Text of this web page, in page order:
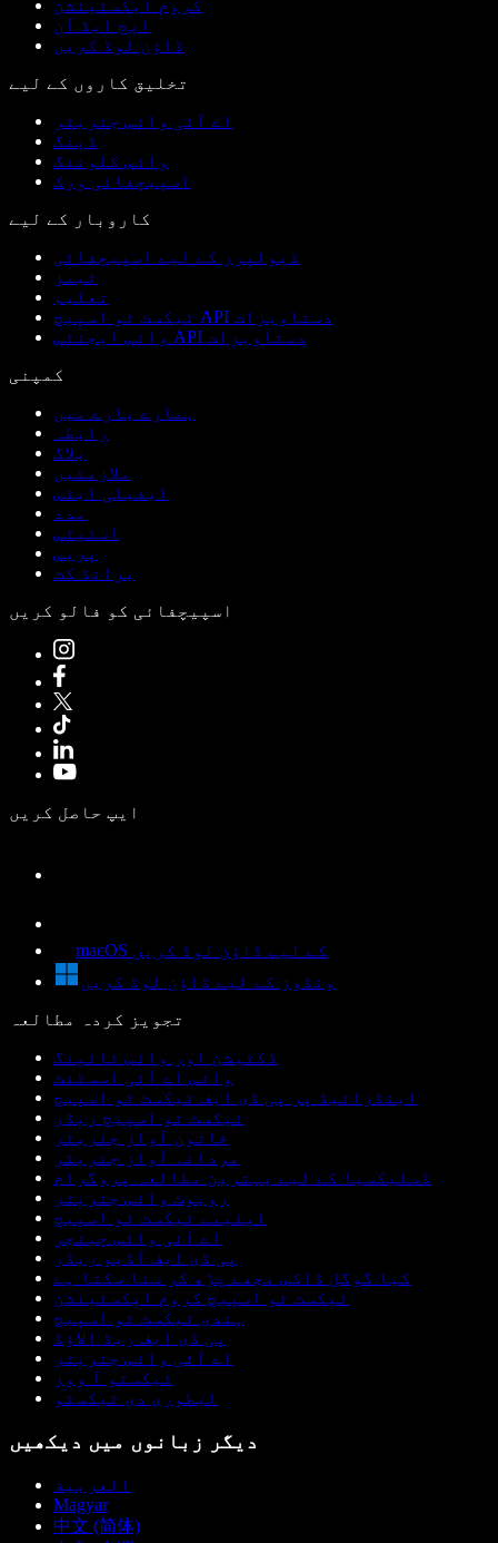
کروم ایکسٹینشن
ایج ایڈ آن
ڈاؤن لوڈ کریں
تخلیق کاروں کے لیے
اے آئی وائس جنریٹر
ڈبنگ
وائس کلوننگ
اسپیچفائی ورک
کاروبار کے لیے
ڈیولپرز کے لیے اسپیچفائی
ٹیمز
تعلیم
ٹیکسٹ ٹو اسپیچ API دستاویزات
وائس ایجنٹس API دستاویزات
کمپنی
ہمارے بارے میں
رابطہ
بلاگ
ملازمتیں
ایفیلی ایٹس
مدد
اسٹیٹس
پریس
برانڈ کٹ
اسپیچفائی کو فالو کریں
ایپ حاصل کریں
macOS کے لیے ڈاؤن لوڈ کریں
ونڈوز کے لیے ڈاؤن لوڈ کریں
تجویز کردہ مطالعہ
ڈکٹیشن اور وائس ٹائپنگ
وائس اے آئی اسسٹنٹ
اینڈرائیڈ پر پی ڈی ایف ٹیکسٹ ٹو اسپیچ
ٹیکسٹ ٹو اسپیچ ریڈر
خاتون آواز جنریٹر
مردانہ آواز جنریٹر
ڈسلیکسیا کے لیے بہترین مطالعہ پروگرام
روبوٹ وائس جنریٹر
اینیمے ٹیکسٹ ٹو اسپیچ
اے آئی وائس چینجر
پی ڈی ایف آڈیو ریڈر
کیا گوگل ڈاکس مجھے پڑھ کر سنا سکتا ہے
ٹیکسٹ ٹو اسپیچ کروم ایکسٹینشن
ہندی ٹیکسٹ ٹو اسپیچ
پی ڈی ایف ریڈ الاؤڈ
اے آئی وائس جنریٹر
ٹیکستو آ ووز
لیطوری دی ٹیکسٹو
دیگر زبانوں میں دیکھیں
العربية
Magyar
中文 (简体)